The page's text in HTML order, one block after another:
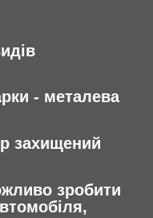
- металева
захищений
зробити